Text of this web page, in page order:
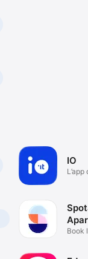
IO
L’app
&
Book